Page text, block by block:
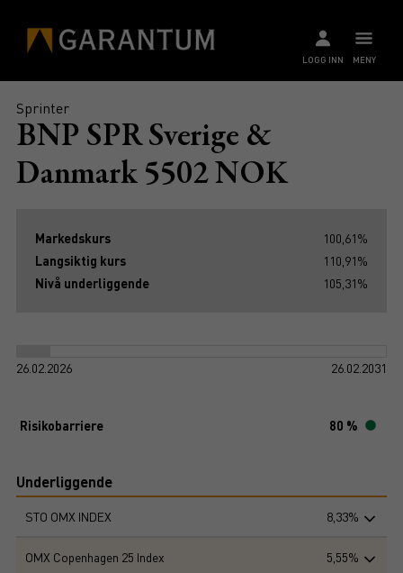
MENY
LOGG INN
Sprinter
BNP SPR Sverige &
Danmark 5502 NOK
Markedskurs
100,61%
Langsiktig kurs
110,91%
Nivå underliggende
105,31%
26.02.2026 26.02.2031
Risikobarriere 80 %
Underliggende
STO OMX INDEX 8,33%
OMX Copenhagen 25 Index 5,55%